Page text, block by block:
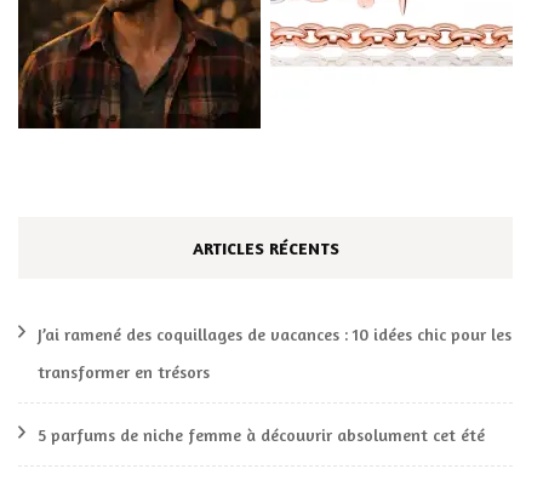
ARTICLES RÉCENTS
J’ai ramené des coquillages de vacances : 10 idées chic pour les
transformer en trésors
5 parfums de niche femme à découvrir absolument cet été